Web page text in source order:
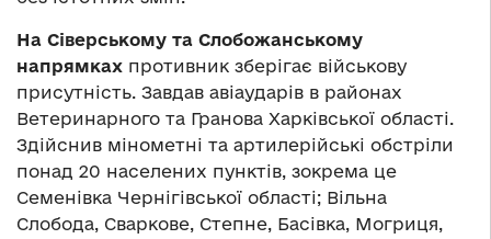
На Сіверському та Слобожанському
напрямках противник зберігає військову
присутність. Завдав авіаударів в районах
Ветеринарного та Гранова Харківської області.
Здійснив мінометні та артилерійські обстріли
понад 20 населених пунктів, зокрема це
Семенівка Чернігівської області; Вільна
Слобода, Сваркове, Степне, Басівка, Могриця,